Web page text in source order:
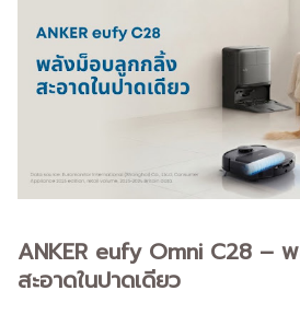
ANKER eufy Omni C28 –
สะอาดในปาดเดียว